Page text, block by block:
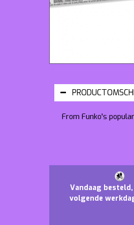
From Funko's
Vandaag
volgende